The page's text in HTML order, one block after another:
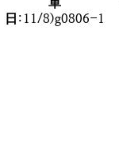
單
日:11/8)g0806-1